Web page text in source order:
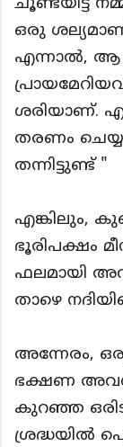
ഒരു
എന്നാൽ, ആ
ശരിയാണ്.
തരണം
തന്നിട്ടുണ്ട് "
എങ്കിലും,
ഭൂരിപക്ഷം
ഫലമായി
താഴെ
അന്നേരം,
ഭക്ഷണ
കുറഞ്ഞ
ശ്രദ്ധയിൽ